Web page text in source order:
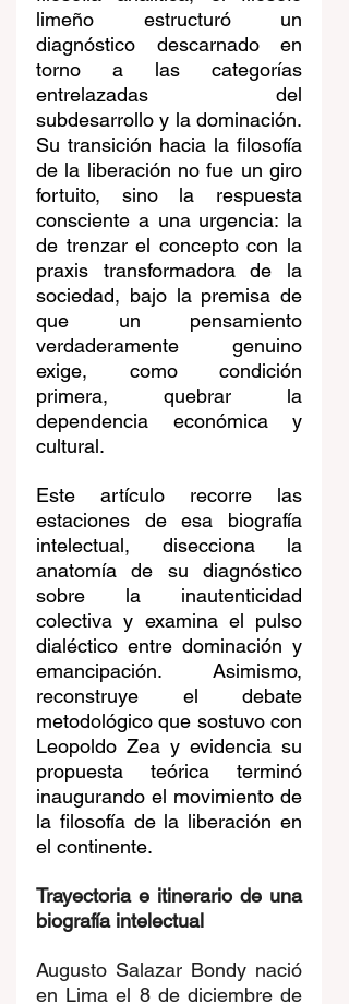
limeño estructuró un
diagnóstico descarnado en
torno a las categorías
entrelazadas del
subdesarrollo y la dominación.
Su transición hacia la filosofía
de la liberación no fue un giro
fortuito, sino la respuesta
consciente a una urgencia: la
de trenzar el concepto con la
praxis transformadora de la
sociedad, bajo la premisa de
que un pensamiento
verdaderamente genuino
exige, como condición
primera, quebrar la
dependencia económica y
cultural.
Este artículo recorre las
estaciones de esa biografía
intelectual, disecciona la
anatomía de su diagnóstico
sobre la inautenticidad
colectiva y examina el pulso
dialéctico entre dominación y
emancipación. Asimismo,
reconstruye el debate
metodológico que sostuvo con
Leopoldo Zea y evidencia su
propuesta teórica terminó
inaugurando el movimiento de
la filosofía de la liberación en
el continente.
Trayectoria e itinerario de una
biografía intelectual
Augusto Salazar Bondy nació
en Lima el 8 de diciembre de